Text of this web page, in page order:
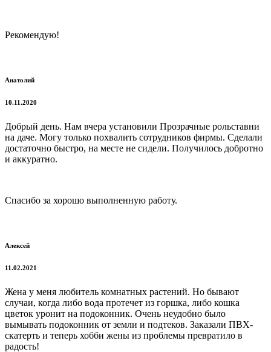
Рекомендую!
Анатолий
10.11.2020
Добрый день. Нам вчера установили Прозрачные рольставни
на даче. Могу только похвалить сотрудников фирмы. Сделали
достаточно быстро, на месте не сидели. Получилось добротно
и аккуратно.
Спасибо за хорошо выполненную работу.
Алексей
11.02.2021
Жена у меня любитель комнатных растений. Но бывают
случаи, когда либо вода протечет из горшка, либо кошка
цветок уронит на подоконник. Очень неудобно было
вымывать подоконник от земли и подтеков. Заказали ПВХ-
скатерть и теперь хобби жены из проблемы превратило в
радость!